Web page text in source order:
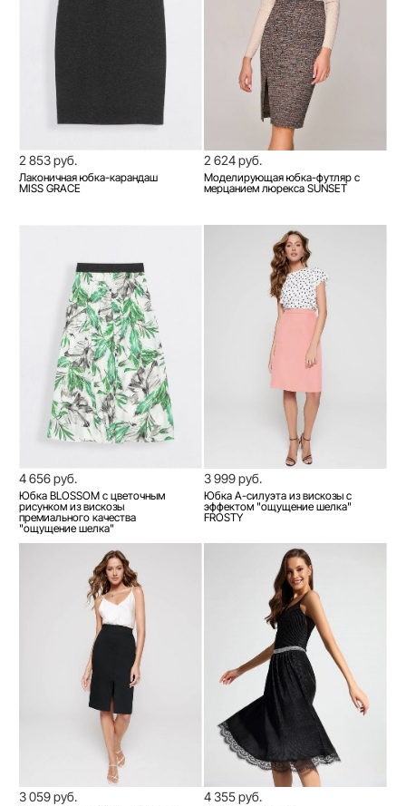
2 853 руб.
Лаконичная юбка-карандаш
MISS GRACE
2 624 руб.
Моделирующая юбка-футляр с
мерцанием люрекса SUNSET
4 656 руб.
Юбка BLOSSOM с цветочным
рисунком из вискозы
премиального качества
"ощущение шелка"
3 999 руб.
Юбка А-силуэта из вискозы с
эффектом "ощущение шелка"
FROSTY
3 059 руб. 4 355 руб.